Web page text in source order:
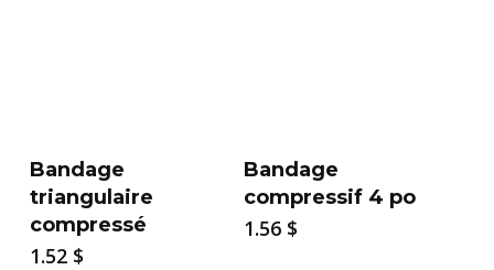
Bandage
triangulaire
compressé
1.52 $
Bandage
compressif 4 po
1.56 $